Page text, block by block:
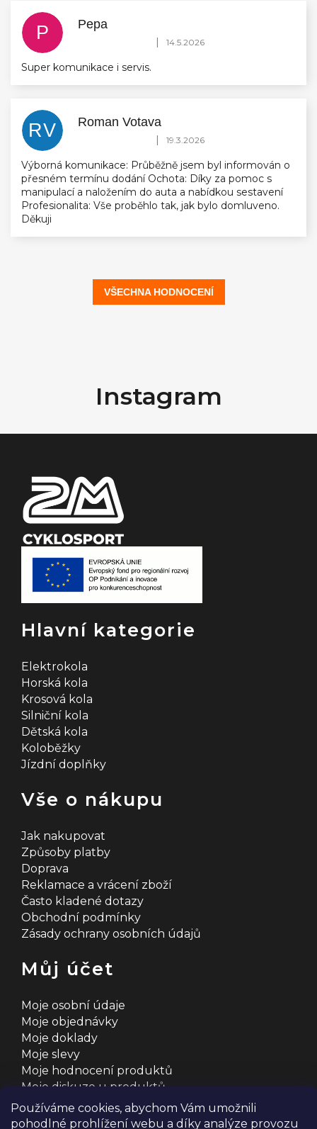
Používáme cookies, abychom Vám umožnili
pohodlné prohlížení webu a díky analýze provozu
P Pepa
Hodnocení obchodu je 5 z 5 hvězdiček.
| 14.5.2026
Super komunikace i servis.
RV Roman Votava
Hodnocení obchodu je 5 z 5 hvězdiček.
| 19.3.2026
Výborná komunikace: Průběžně jsem byl informován o
přesném termínu dodání Ochota: Díky za pomoc s
manipulací a naložením do auta a nabídkou sestavení
Profesionalita: Vše proběhlo tak, jak bylo domluveno.
Děkuji
VŠECHNA HODNOCENÍ
t
Instagram
Hlavní kategorie
Elektrokola
Horská kola
Krosová kola
Silniční kola
Dětská kola
Koloběžky
Jízdní doplňky
Vše o nákupu
Jak nakupovat
Způsoby platby
Doprava
Reklamace a vrácení zboží
Často kladené dotazy
Obchodní podmínky
Zásady ochrany osobních údajů
Můj účet
Moje osobní údaje
Moje objednávky
Moje doklady
Moje slevy
Moje hodnocení produktů
Moje diskuze u produktů